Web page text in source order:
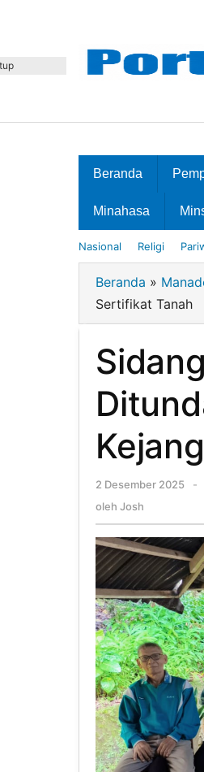
Beranda
Minahasa
Nasional Religi
Beranda »
Sertifikat Tanah
2 Desember 2025 -
oleh Josh